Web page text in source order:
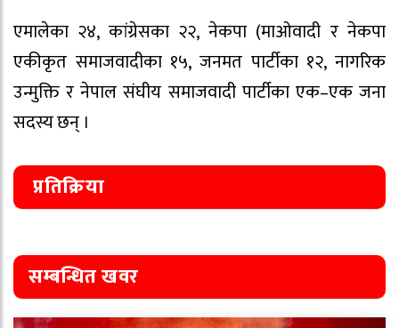
एमालेका २४, कांग्रेसका २२, नेकपा (माओवादी र नेकपा
एकीकृत समाजवादीका १५, जनमत पार्टीका १२, नागरिक
उन्मुक्ति र नेपाल संघीय समाजवादी पार्टीका एक–एक जना
सदस्य छन् ।
प्रतिक्रिया
सम्बन्धित खवर